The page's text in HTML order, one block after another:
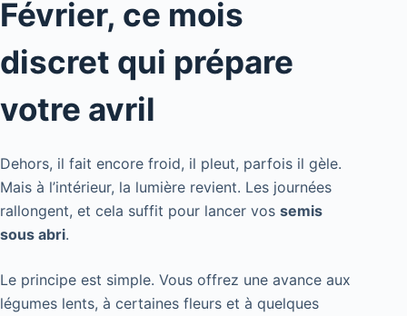
Février, ce mois
discret qui prépare
votre avril
Dehors, il fait encore froid, il pleut, parfois il gèle.
Mais à l’intérieur, la lumière revient. Les journées
rallongent, et cela suffit pour lancer vos semis
sous abri.
Le principe est simple. Vous offrez une avance aux
légumes lents, à certaines fleurs et à quelques